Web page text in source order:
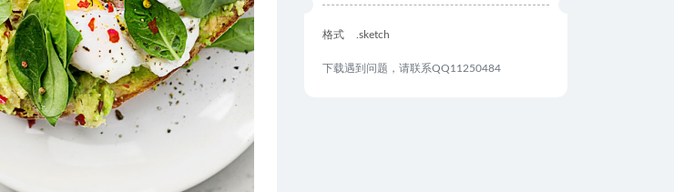
格式 .sketch
下载遇到问题，请联系QQ11250484